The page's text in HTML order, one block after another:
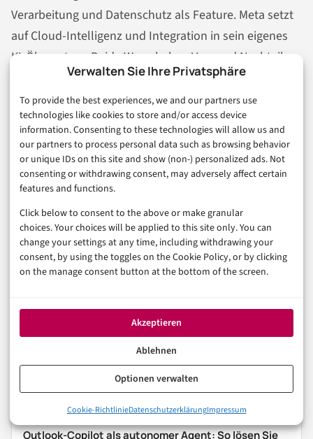
Verwalten Sie Ihre Privatsphäre
To provide the best experiences, we and our partners use
technologies like cookies to store and/or access device
information. Consenting to these technologies will allow us and
our partners to process personal data such as browsing behavior
or unique IDs on this site and show (non-) personalized ads. Not
consenting or withdrawing consent, may adversely affect certain
features and functions.
Click below to consent to the above or make granular
choices. Your choices will be applied to this site only. You can
change your settings at any time, including withdrawing your
consent, by using the toggles on the Cookie Policy, or by clicking
on the manage consent button at the bottom of the screen.
Akzeptieren
Ablehnen
Optionen verwalten
Cookie-RichtlinieDatenschutzerklärungImpressum
Verarbeitung und Datenschutz als Feature. Meta setzt
auf Cloud-Intelligenz und Integration in sein eigenes
KI-Ökosystem. Beide Wege haben Vor- und Nachteile –
und am Ende profitieren Sie als Nutzer davon, dass
dieser Wettbewerb überhaupt stattfindet.
Haben Sie Live Translate schon einmal in WhatsApp
genutzt – und wenn ja, auf welchem Gerät? Schreiben
Sie es gerne in die Kommentare. Andere Leser wissen
oft am besten, welche Lösung im echten Alltag
wirklich funktioniert.
AGENTIC AI NEWS WHATSAPP
Künstliche Intelligenz
Deepfake-Verbot und KI-Wasserzeichen ab
Dezember: Was jetzt gilt
Outlook-Copilot als autonomer Agent: So lösen Sie